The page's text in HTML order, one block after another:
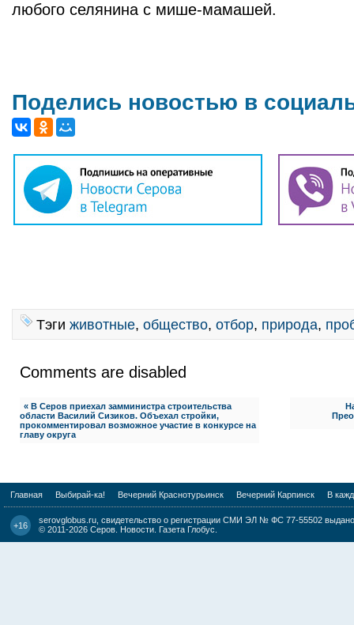
любого селянина с мише-мамашей.
Поделись новостью в
Тэги животные, общество, отбор, природа,
Comments are disabled
« В Серов приехал замминистра строительства
области Василий Сизиков. Объехал стройки,
прокомментировал возможное участие в конкурсе на
главу округа
Главная Выбирай-ка! Вечерний Краснотурьинск Вечерний Карпинск В
+16
serovglobus.ru, свидетельство о регистрации СМИ ЭЛ № ФС 77-55502
© 2011-2026 Серов. Новости. Газета Глобус